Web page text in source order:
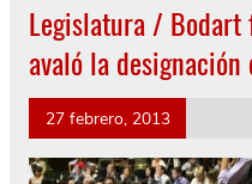
Legislatura /
avaló la
27 febrero, 2013